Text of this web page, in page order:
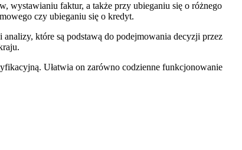
wystawianiu faktur, a także przy ubieganiu się o różnego
czy ubieganiu się o kredyt.
które są podstawą do podejmowania decyzji przez
Ułatwia on zarówno codzienne funkcjonowanie